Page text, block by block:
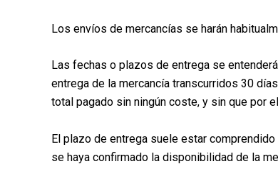
Los envíos de mercancías se harán
Las fechas o plazos de entrega se
entrega de la mercancía transcurridos 30
total pagado sin ningún coste, y sin que por
El plazo de entrega suele estar
se haya confirmado la disponibilidad de la